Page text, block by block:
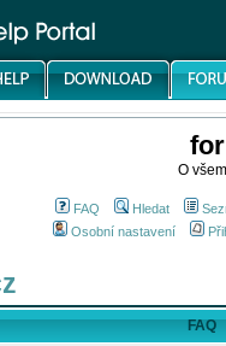
O
FAQ Hledat
Osobní nastavení
FAQ